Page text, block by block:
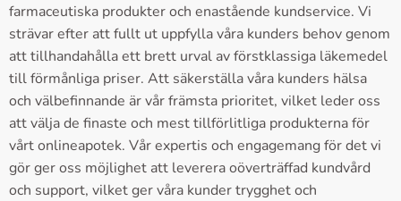
farmaceutiska produkter och enastående kundservice. Vi
strävar efter att fullt ut uppfylla våra kunders behov genom
att tillhandahålla ett brett urval av förstklassiga läkemedel
till förmånliga priser. Att säkerställa våra kunders hälsa
och välbefinnande är vår främsta prioritet, vilket leder oss
att välja de finaste och mest tillförlitliga produkterna för
vårt onlineapotek. Vår expertis och engagemang för det vi
gör ger oss möjlighet att leverera oöverträffad kundvård
och support, vilket ger våra kunder trygghet och